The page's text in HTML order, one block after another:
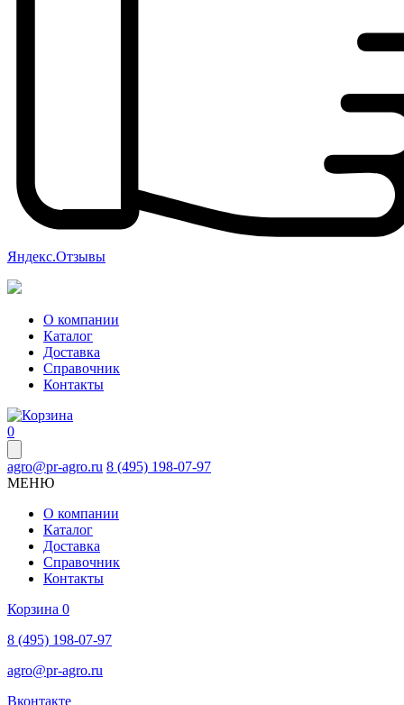
Яндекс.Отзывы
О компании
Каталог
Доставка
Справочник
Контакты
0
agro@pr-agro.ru 8 (495) 198-07-97
МЕНЮ
О компании
Каталог
Доставка
Справочник
Контакты
Корзина 0
8 (495) 198-07-97
agro@pr-agro.ru
Вконтакте